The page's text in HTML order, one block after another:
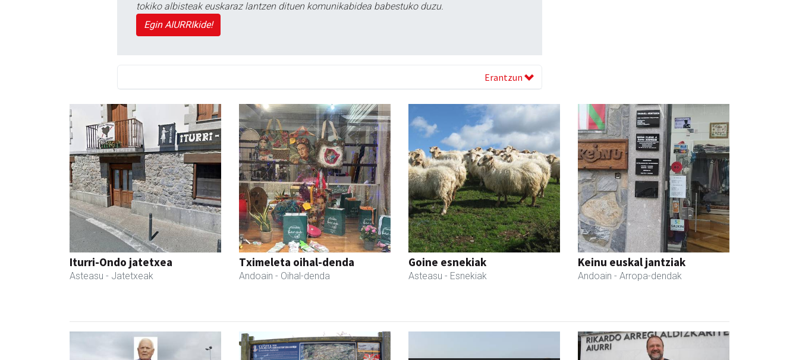
tokiko albisteak euskaraz lantzen dituen komunikabidea babestuko duzu.
Egin AIURRIkide!
Erantzun
Iturri-Ondo jatetxea
Asteasu - Jatetxeak
Tximeleta oihal-denda
Andoain - Oihal-denda
Goine esnekiak
Asteasu - Esnekiak
Keinu euskal jantziak
Andoain - Arropa-dendak